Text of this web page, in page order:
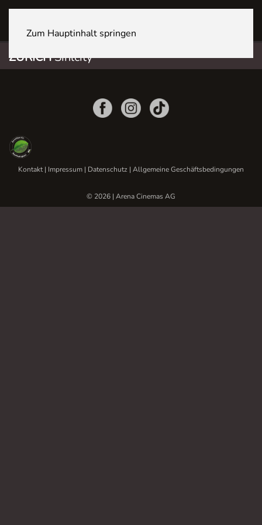
Zum Hauptinhalt springen
ZÜRICHSihlcity
Kontakt| Impressum | Datenschutz | Allgemeine Geschäftsbedingungen
© 2026 | Arena Cinemas AG